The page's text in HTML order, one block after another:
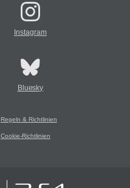
Instagram
Bluesky
Regeln & Richtlinien
Cookie-Richtlinien